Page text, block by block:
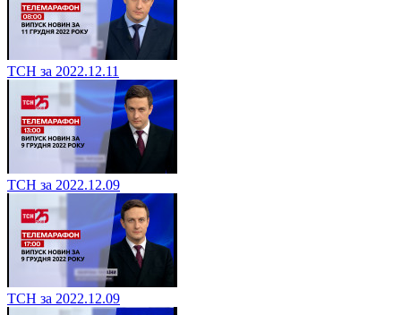
ТСН за 2022.12.11
ТСН за 2022.12.09
ТСН за 2022.12.09